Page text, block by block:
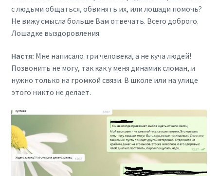
с людьми общаться, обвинять их, или лошади помочь?
Не вижу смысла больше Вам отвечать. Всего доброго.
Лошадке выздоровления.
Настя: Мне написало три человека, а не куча людей!
Позвонить не могу, так как у меня динамик сломан, и
нужно только на громкой связи. В школе или на улице
этого никто не делает.